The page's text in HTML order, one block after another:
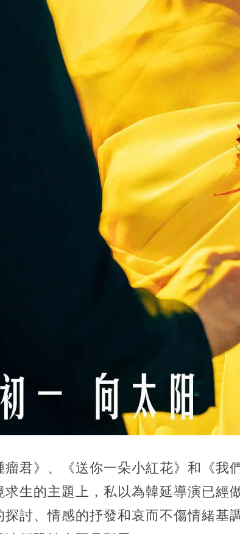
瘤君》、《送你一朵小紅花》和《我
求生的主題上，私以為韓延導演已經
探討、情感的抒發和哀而不傷情緒基